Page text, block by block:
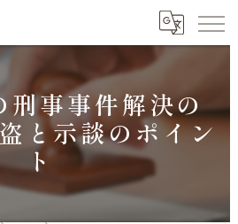
刑事事件解決の
と示談のポイン
ト